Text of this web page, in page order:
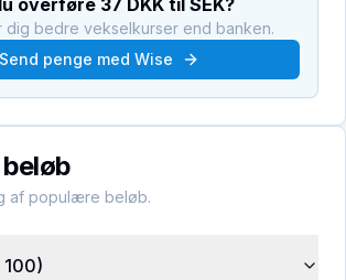
overføre 37 DKKtil SEK?
dig bedre vekselkurser end banken.
Send penge med Wise
af populære beløb.
100)